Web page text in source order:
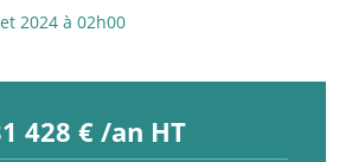
2024 à 02h00
428 € /an HT